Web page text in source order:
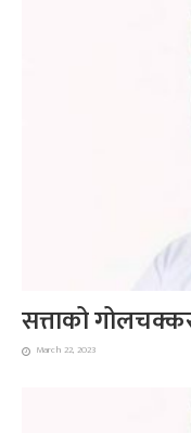
सत्ताको
March 22, 2023